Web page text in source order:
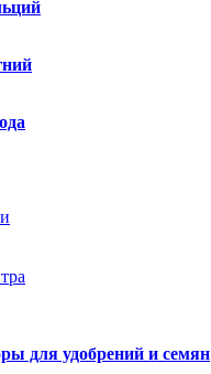
для удобрений и семян